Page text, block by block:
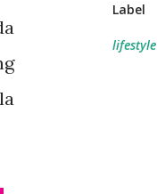
Label
lifestyle